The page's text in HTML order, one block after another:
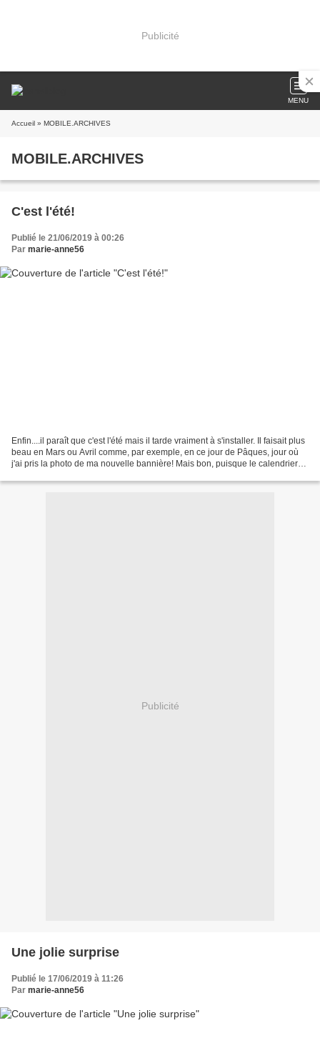
Publicité
MENU
Accueil » MOBILE.ARCHIVES
MOBILE.ARCHIVES
C'est l'été!
Publié le 21/06/2019 à 00:26
Par marie-anne56
Enfin....il paraît que c'est l'été mais il tarde vraiment à s'installer. Il faisait plus
beau en Mars ou Avril comme, par exemple, en ce jour de Pâques, jour où
j'ai pris la photo de ma nouvelle bannière! Mais bon, puisque le calendrier
Publicité
Une jolie surprise
Publié le 17/06/2019 à 11:26
Par marie-anne56